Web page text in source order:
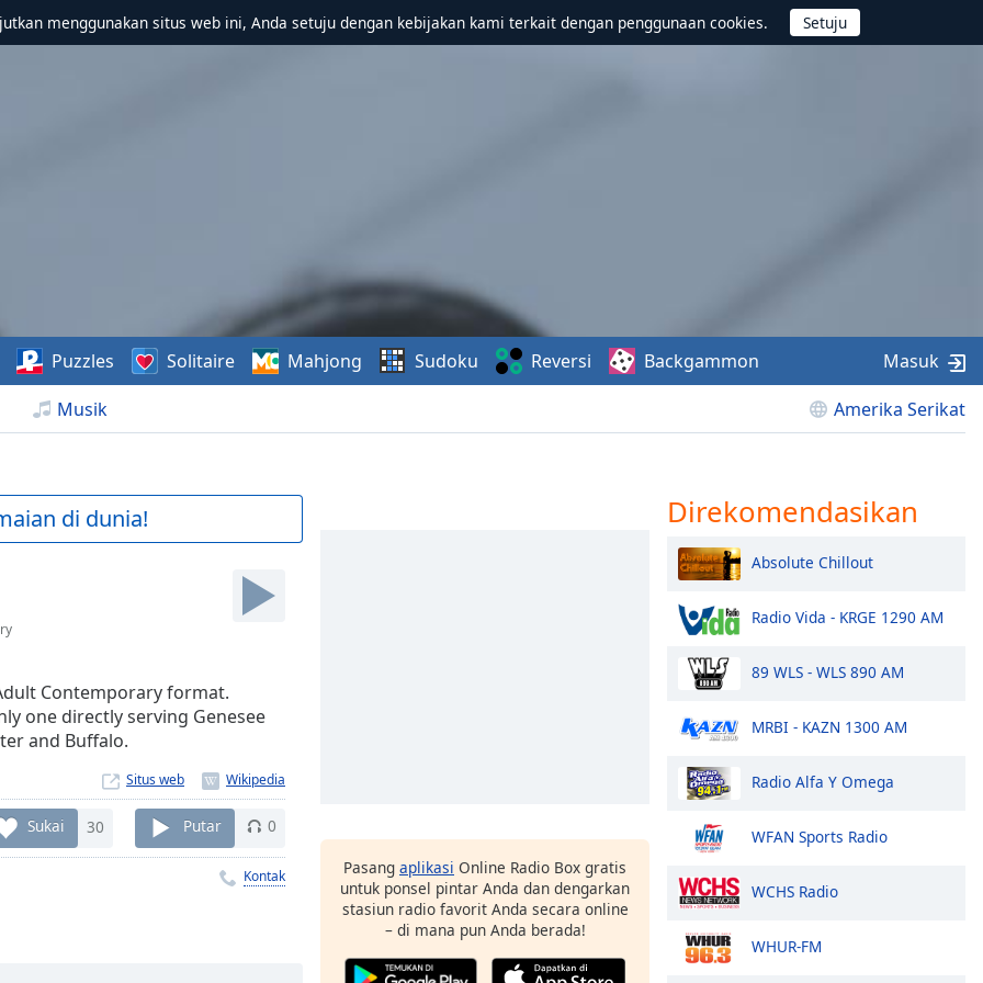
menggunakan situs web ini, Anda setuju dengan kebijakan kami terkait dengan penggunaan cookies.
Musik Amerika Serikat
Puzzles Solitaire Mahjong Sudoku Reversi Backgammon Masuk
di dunia!
Contemporary format.
one directly serving Genesee
and Buffalo.
Situs web
Sukai 30 Putar 0
Kontak Pasang aplikasi Online Radio Box gratis
untuk ponsel pintar Anda dan dengarkan
stasiun radio favorit Anda secara online
– di mana pun Anda berada!
Direkomendasikan
Absolute Chillout
Radio Vida - KRGE 1290 AM
89 WLS - WLS 890 AM
MRBI - KAZN 1300 AM
Radio Alfa Y Omega
WFAN Sports Radio
WCHS Radio
WHUR-FM